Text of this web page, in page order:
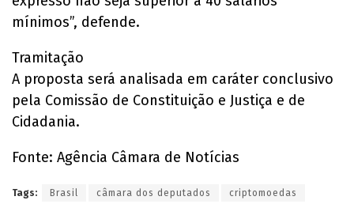
mínimos”, defende.
Tramitação
A proposta será analisada em caráter conclusivo
pela Comissão de Constituição e Justiça e de
Cidadania.
Fonte: Agência Câmara de Notícias
Tags: Brasil câmara dos deputados criptomoedas